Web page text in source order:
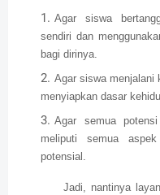
Agar siswa
sendiri dan
bagi dirinya.
Agar siswa menjalani
menyiapkan dasar
Agar semua
meliputi semua
potensial.
Jadi, nantinya